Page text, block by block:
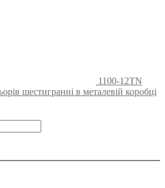
1100-12TN
шестигранні в металевій коробці